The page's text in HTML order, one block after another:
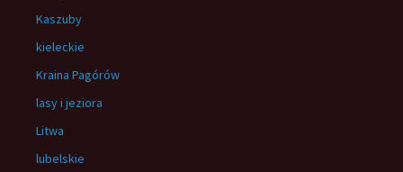
Kaszuby
kieleckie
Kraina Pagórów
lasy i jeziora
Litwa
lubelskie